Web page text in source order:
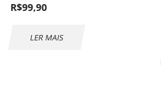
R$99,90
LER MAIS